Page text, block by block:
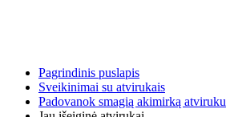
Pagrindinis puslapis
Sveikinimai su atvirukais
Padovanok smagią akimirką atviruku